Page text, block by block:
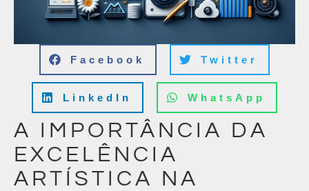
Facebook Twitter
LinkedIn WhatsApp
A IMPORTÂNCIA DA
EXCELÊNCIA
ARTÍSTICA NA